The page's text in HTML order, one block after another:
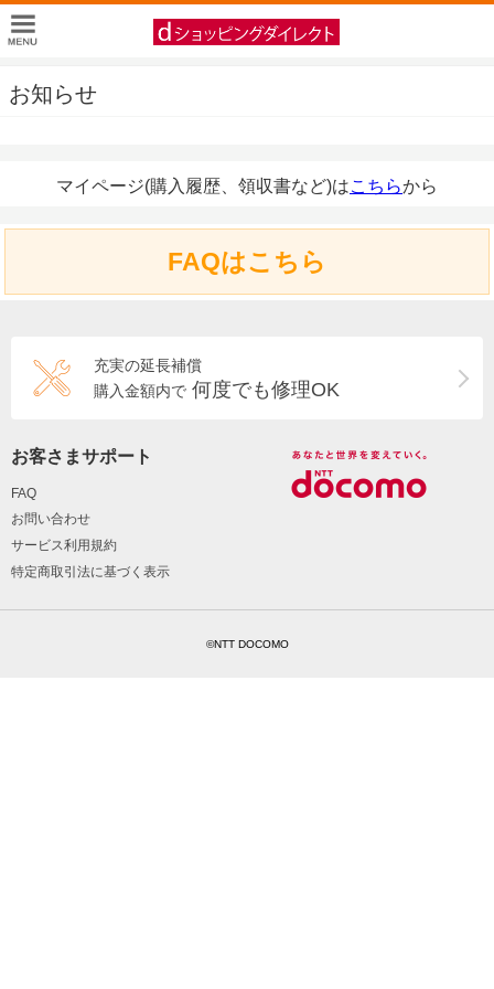
お知らせ
マイページ(購入履歴、領収書など)はこちらから
FAQはこちら
充実の延長補償
購入金額内で 何度でも修理OK
お客さまサポート
FAQ
お問い合わせ
サービス利用規約
特定商取引法に基づく表示
©NTT DOCOMO